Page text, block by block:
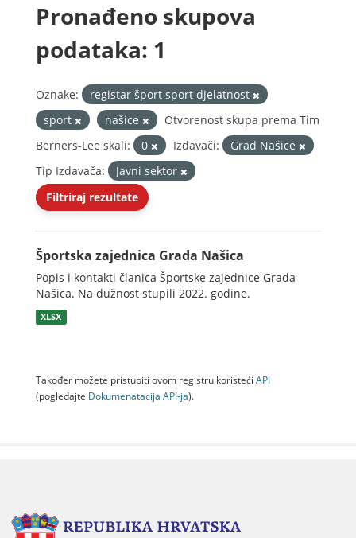
Pronađeno skupova
podataka: 1
Oznake:
registar šport sport djelatnost
sport
našice
Otvorenost skupa prema Tim
Berners-Lee skali:
0 Izdavači:
Grad Našice
Tip Izdavača:
Javni sektor
Filtriraj rezultate
Športska zajednica Grada Našica
Popis i kontakti članica Športske zajednice Grada
Našica. Na dužnost stupili 2022. godine.
XLSX
Također možete pristupiti ovom registru koristeći API
(pogledajte Dokumenаtаcijа API-jа).